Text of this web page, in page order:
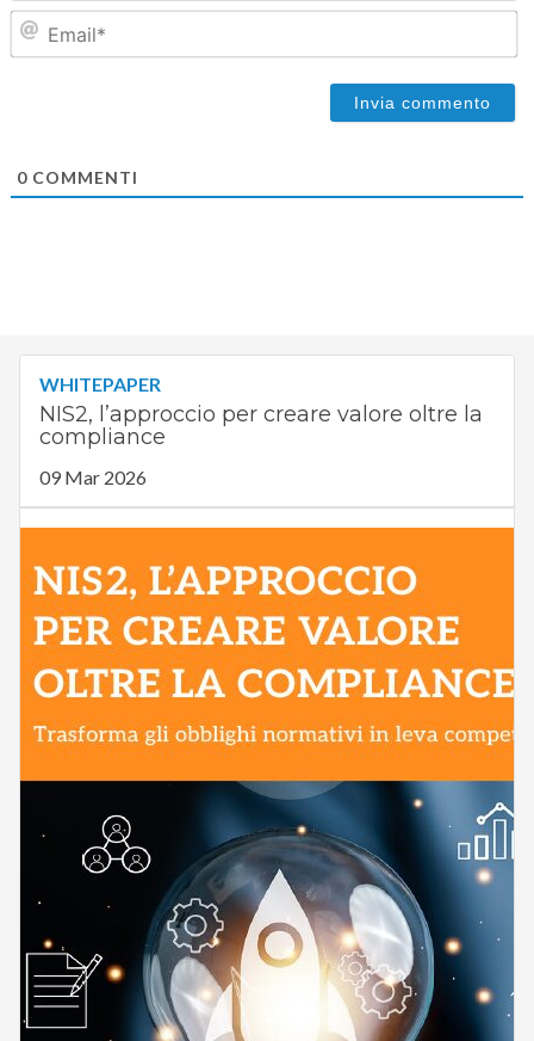
0COMMENTI
WHITEPAPER
NIS2, l’approccio per creare valore oltre la
compliance
09 Mar 2026